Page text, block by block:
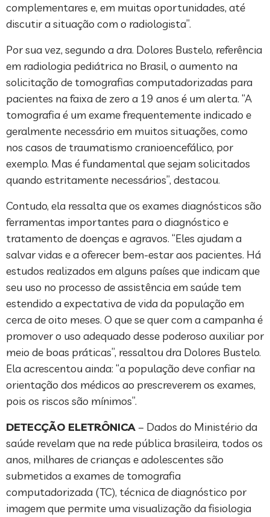
complementares e, em muitas oportunidades, até
discutir a situação com o radiologista”.
Por sua vez, segundo a dra. Dolores Bustelo, referência
em radiologia pediátrica no Brasil, o aumento na
solicitação de tomografias computadorizadas para
pacientes na faixa de zero a 19 anos é um alerta. “A
tomografia é um exame frequentemente indicado e
geralmente necessário em muitos situações, como
nos casos de traumatismo cranioencefálico, por
exemplo. Mas é fundamental que sejam solicitados
quando estritamente necessários”, destacou.
Contudo, ela ressalta que os exames diagnósticos são
ferramentas importantes para o diagnóstico e
tratamento de doenças e agravos. “Eles ajudam a
salvar vidas e a oferecer bem-estar aos pacientes. Há
estudos realizados em alguns países que indicam que
seu uso no processo de assistência em saúde tem
estendido a expectativa de vida da população em
cerca de oito meses. O que se quer com a campanha é
promover o uso adequado desse poderoso auxiliar por
meio de boas práticas”, ressaltou dra Dolores Bustelo.
Ela acrescentou ainda: “a população deve confiar na
orientação dos médicos ao prescreverem os exames,
pois os riscos são mínimos”.
DETECÇÃO ELETRÔNICA – Dados do Ministério da
saúde revelam que na rede pública brasileira, todos os
anos, milhares de crianças e adolescentes são
submetidos a exames de tomografia
computadorizada (TC), técnica de diagnóstico por
imagem que permite uma visualização da fisiologia